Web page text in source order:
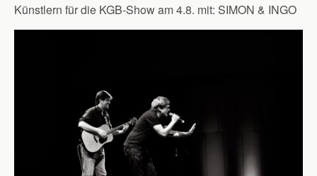
Künstlern für die KGB-Show am 4.8. mit: SIMON & INGO